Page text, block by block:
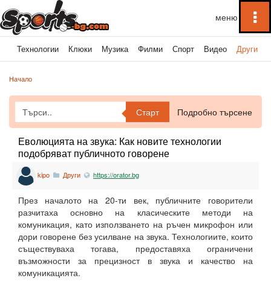
Технологии Клюки Музика Филми Спорт Видео Други
Начало
Старт Подробно търсене
Еволюцията на звука: Как новите технологии
подобряват публичното говорене
kipo Други https://orator.bg
През началото на 20-ти век, публичните говорители
разчитаха основно на класическите методи на
комуникация, като използването на ръчен микрофон или
дори говорене без усилване на звука. Технологиите, които
съществуваха тогава, предоставяха ограничени
възможности за прецизност в звука и качество на
комуникацията.